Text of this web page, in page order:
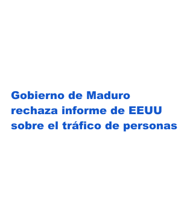
Gobierno de Maduro
rechaza informe de EEUU
sobre el tráfico de personas